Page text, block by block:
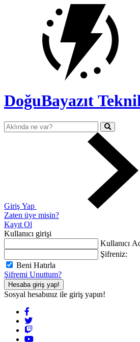
DoğuBayazıt
Giriş Yap
Zaten üye misin?
Kayıt Ol
Kullanıcı girişi
Kullanıcı
Şifreniz:
Beni Hatırla
Şifremi Unuttum?
Hesaba giriş yap!
Sosyal hesabınız ile giriş yapın!